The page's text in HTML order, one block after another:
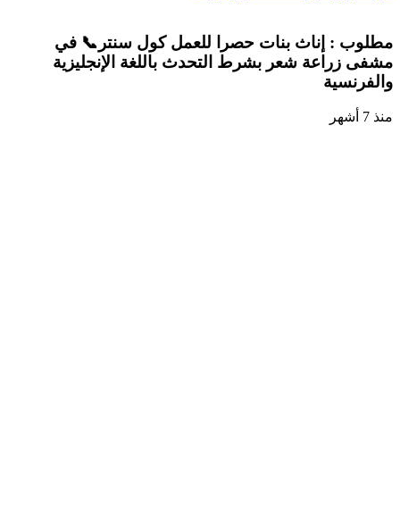
مطلوب : إناث بنات حصرا للعمل كول سنتر📞 في
مشفى زراعة شعر بشرط التحدث باللغة الإنجليزية
والفرنسية
منذ 7 أشهر